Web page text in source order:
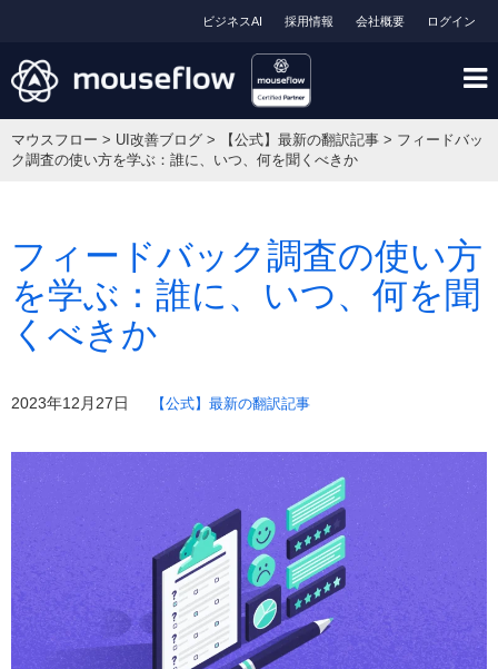
ログイン
会社概要
採用情報
ビジネスAI
マウスフロー > UI改善ブログ > 【公式】最新の翻訳記事 > フィードバッ
ク調査の使い方を学ぶ：誰に、いつ、何を聞くべきか
フィードバック調査の使い方
を学ぶ：誰に、いつ、何を聞
くべきか
2023年12月27日 【公式】最新の翻訳記事